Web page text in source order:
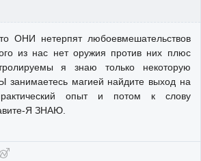
ОНИ нетерпят любоевмешательствов
из нас нет оружия против них плюс
я знаю только некоторую
магией найдите выход на
опыт и потом к слову
Я ЗНАЮ.